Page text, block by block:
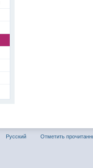
Русский Отметить